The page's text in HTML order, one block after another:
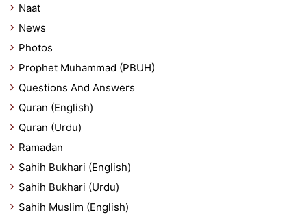
Naat
News
Photos
Prophet Muhammad (PBUH)
Questions And Answers
Quran (English)
Quran (Urdu)
Ramadan
Sahih Bukhari (English)
Sahih Bukhari (Urdu)
Sahih Muslim (English)